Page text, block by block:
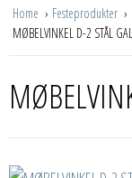
Home
Festeprodukter
MØBELVINKEL D-2 STÅL